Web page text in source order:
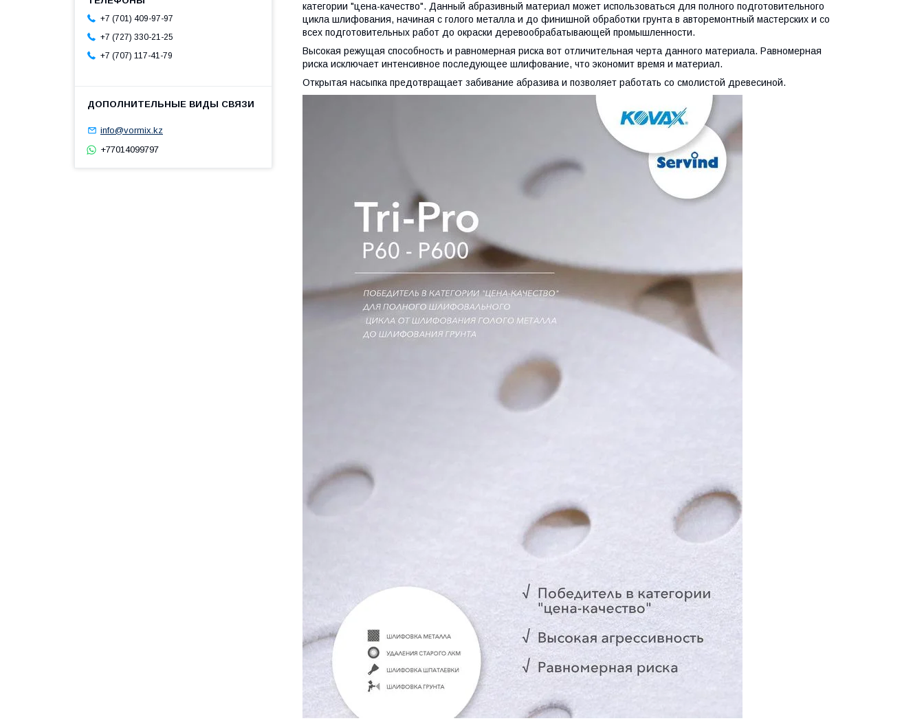
категории "цена-качество". Данный абразивный материал может использоваться для полного подготовительного
цикла шлифования, начиная с голого металла и до финишной обработки грунта в авторемонтный мастерских и со
всех подготовительных работ до окраски деревообрабатывающей промышленности.
Высокая режущая способность и равномерная риска вот отличительная черта данного материала. Равномерная
риска исключает интенсивное последующее шлифование, что экономит время и материал.
Открытая насыпка предотвращает забивание абразива и позволяет работать со смолистой древесиной.
+7 (701) 409-97-97
+7 (727) 330-21-25
+7 (707) 117-41-79
info@vormix.kz
+77014099797